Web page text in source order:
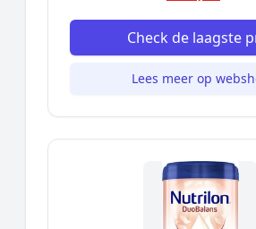
Check de laagste
Lees meer op